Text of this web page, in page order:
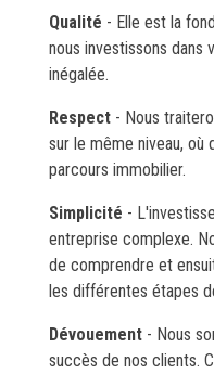
Qualité - Elle est la
nous investissons dans
inégalée.
Respect - Nous
sur le même niveau, où
parcours immobilier.
Simplicité -
entreprise complexe.
de comprendre et
les différentes étapes
Dévouement - Nous
succès de nos clients.